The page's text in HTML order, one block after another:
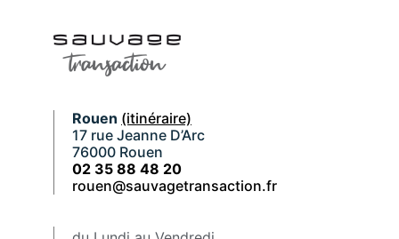
Rouen (itinéraire)
17 rue Jeanne D’Arc
76000 Rouen
02 35 88 48 20
rouen@sauvagetransaction.fr